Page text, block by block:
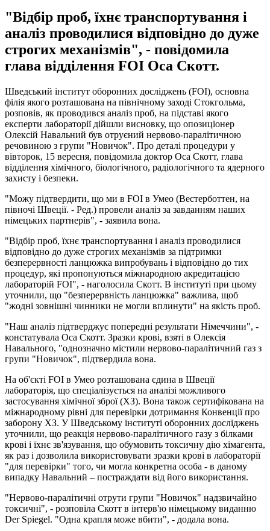
"Відбір проб, їхнє транспортування і
аналіз проводилися відповідно до дуже
строгих механізмів", - повідомила
глава відділення FOI Оса Скотт.
Шведський інститут оборонних досліджень (FOI), основна
філія якого розташована на північному заході Стокгольма,
розповів, як проводився аналіз проб, на підставі якого
експерти лабораторії дійшли висновку, що опозиціонер
Олексій Навальний був отруєний нервово-паралітичною
речовиною з групи "Новичок". Про деталі процедури у
вівторок, 15 вересня, повідомила доктор Оса Скотт, глава
відділення хімічного, біологічного, радіологічного та ядерного
захисту і безпеки.
"Можу підтвердити, що ми в FOI в Умео (Вестерботтен, на
півночі Швеції. - Ред.) провели аналіз за завданням наших
німецьких партнерів", - заявила вона.
"Відбір проб, їхнє транспортування і аналіз проводилися
відповідно до дуже строгих механізмів за підтримки
безперервності ланцюжка випробувань і відповідно до тих
процедур, які пропонуються міжнародною акредитацією
лабораторій FOI", - наголосила Скотт. В інституті при цьому
уточнили, що "безперервність ланцюжка" важлива, щоб
"жодні зовнішні чинники не могли вплинути" на якість проб.
"Наш аналіз підтверджує попередні результати Німеччини", -
констатувала Оса Скотт. Зразки крові, взяті в Олексія
Навального, "однозначно містили нервово-паралітичний газ з
групи "Новичок", підтвердила вона.
На об'єкті FOI в Умео розташована єдина в Швеції
лабораторія, що спеціалізується на аналізі можливого
застосування хімічної зброї (ХЗ). Вона також сертифікована на
міжнародному рівні для перевірки дотримання Конвенції про
заборону ХЗ. У Шведському інституті оборонних досліджень
уточнили, що реакція нервово-паралітичного газу з білками
крові і їхнє зв'язування, що обумовить токсичну дію хімагента,
як раз і дозволила використовувати зразки крові в лабораторії
"для перевірки" того, чи могла конкретна особа - в даному
випадку Навальний – постраждати від його використання.
"Нервово-паралітичні отрути групи "Новичок" надзвичайно
токсичні", - розповіла Скотт в інтерв'ю німецькому виданню
Der Spiegel. "Одна крапля може вбити", - додала вона.